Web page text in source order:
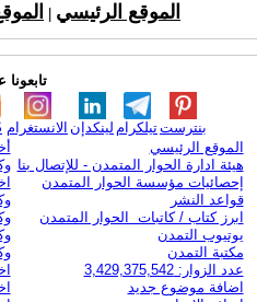
الموقع الرئيسي
تابعونا
الانستغرام لينكدإن تيلكرامبنترست
الموقع الرئيسي
هيئة ادارة الحوار المتمدن - للإتصال بنا
إحصائيات مؤسسة الحوار المتمدن
قواعد النشر
ابرز كتاب / كاتبات الحوار المتمدن
يوتيوب التمدن
مكتبة التمدن
عدد الزوار: 3,429,375,542
اضافة موضوع جديد